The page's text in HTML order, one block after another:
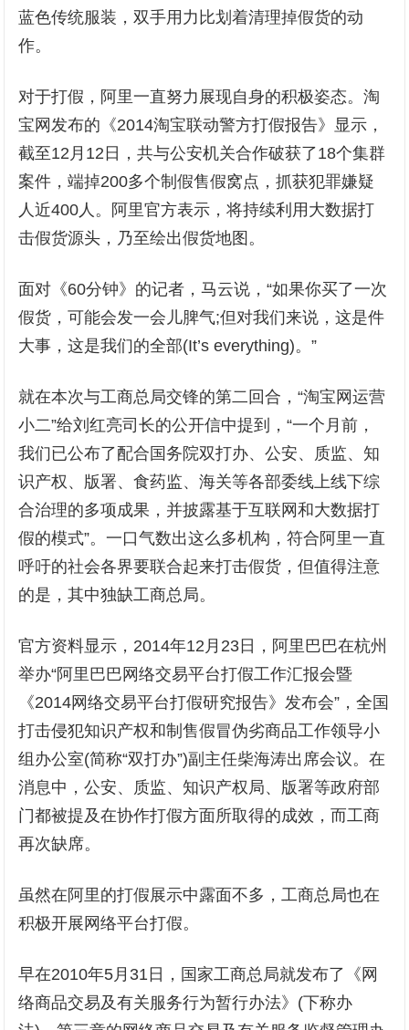
蓝色传统服装，双手用力比划着清理掉假货的动
作。
对于打假，阿里一直努力展现自身的积极姿态。淘
宝网发布的《2014淘宝联动警方打假报告》显示，
截至12月12日，共与公安机关合作破获了18个集群
案件，端掉200多个制假售假窝点，抓获犯罪嫌疑
人近400人。阿里官方表示，将持续利用大数据打
击假货源头，乃至绘出假货地图。
面对《60分钟》的记者，马云说，“如果你买了一次
假货，可能会发一会儿脾气;但对我们来说，这是件
大事，这是我们的全部(It’s everything)。”
就在本次与工商总局交锋的第二回合，“淘宝网运营
小二”给刘红亮司长的公开信中提到，“一个月前，
我们已公布了配合国务院双打办、公安、质监、知
识产权、版署、食药监、海关等各部委线上线下综
合治理的多项成果，并披露基于互联网和大数据打
假的模式”。一口气数出这么多机构，符合阿里一直
呼吁的社会各界要联合起来打击假货，但值得注意
的是，其中独缺工商总局。
官方资料显示，2014年12月23日，阿里巴巴在杭州
举办“阿里巴巴网络交易平台打假工作汇报会暨
《2014网络交易平台打假研究报告》发布会”，全国
打击侵犯知识产权和制售假冒伪劣商品工作领导小
组办公室(简称“双打办”)副主任柴海涛出席会议。在
消息中，公安、质监、知识产权局、版署等政府部
门都被提及在协作打假方面所取得的成效，而工商
再次缺席。
虽然在阿里的打假展示中露面不多，工商总局也在
积极开展网络平台打假。
早在2010年5月31日，国家工商总局就发布了《网
络商品交易及有关服务行为暂行办法》(下称办